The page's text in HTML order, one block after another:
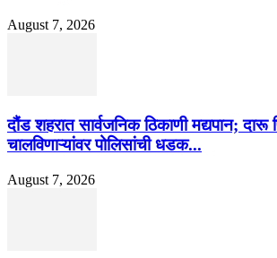
August 7, 2026
दौंड शहरात सार्वजनिक ठिकाणी मद्यपान; दारू
चालविणाऱ्यांवर पोलिसांची धडक...
August 7, 2026